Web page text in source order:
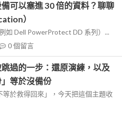
可以塞進 30 倍的資料？聊聊
）
如 Dell PowerProtect DD 系列）...
0個留言
過的一步：還原演練，以及
等於沒備份
於救得回來」，今天把這個主題收